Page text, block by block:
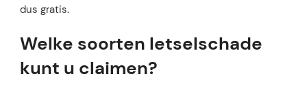
dus gratis.
Welke soorten letselschade
kunt u claimen?